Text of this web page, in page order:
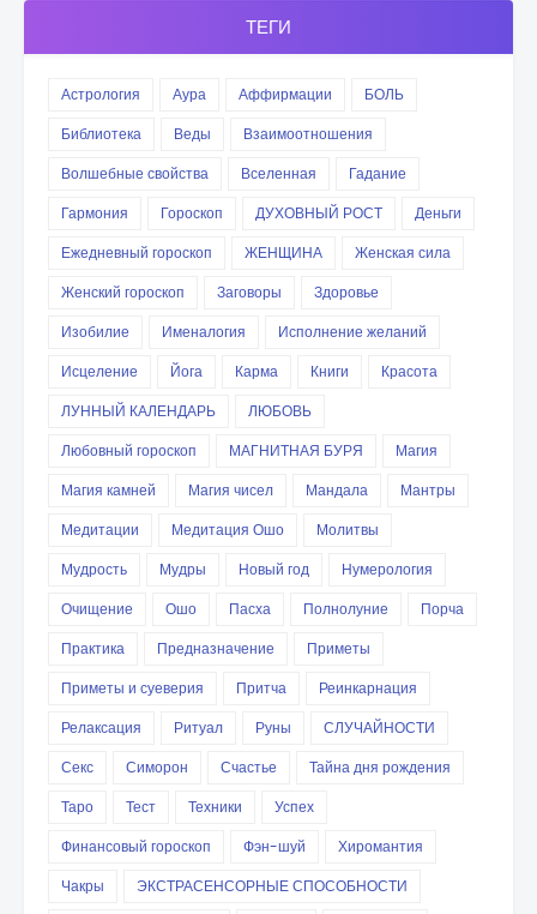
ТЕГИ
Астрология Аура Аффирмации
БОЛЬ
Библиотека
Веды
Взаимоотношения
Волшебные свойства
Вселенная
Гадание
Гармония
Гороскоп ДУХОВНЫЙ РОСТ
Деньги
Ежедневный гороскоп
ЖЕНЩИНА
Женская сила
Женский гороскоп
Заговоры
Здоровье
Изобилие
Именалогия
Исполнение желаний
Исцеление
Йога Карма Книги
Красота
ЛУННЫЙ КАЛЕНДАРЬ
ЛЮБОВЬ
Любовный гороскоп
МАГНИТНАЯ БУРЯ
Магия
Магия камней
Магия чисел Мандала
Мантры
Медитации
Медитация Ошо
Молитвы
Мудрость
Мудры Новый год
Нумерология
Очищение
Ошо Пасха Полнолуние
Порча
Практика
Предназначение
Приметы
Приметы и суеверия
Притча
Реинкарнация
Релаксация
Ритуал Руны
СЛУЧАЙНОСТИ
Секс
Симорон Счастье
Тайна дня рождения
Таро
Тест Техники
Успех
Финансовый гороскоп
Фэн-шуй
Хиромантия
Чакры
ЭКСТРАСЕНСОРНЫЕ СПОСОБНОСТИ